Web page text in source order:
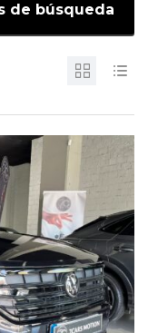
de búsqueda